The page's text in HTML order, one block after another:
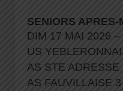
SENIORS
DIM 17 MAI 2026 –
US
AS STE
AS FAUVILLAISE 3